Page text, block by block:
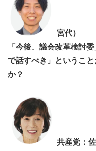
宮代）
「今後、議会改革検討
で話すべき」というこ
か？
共産党：佐